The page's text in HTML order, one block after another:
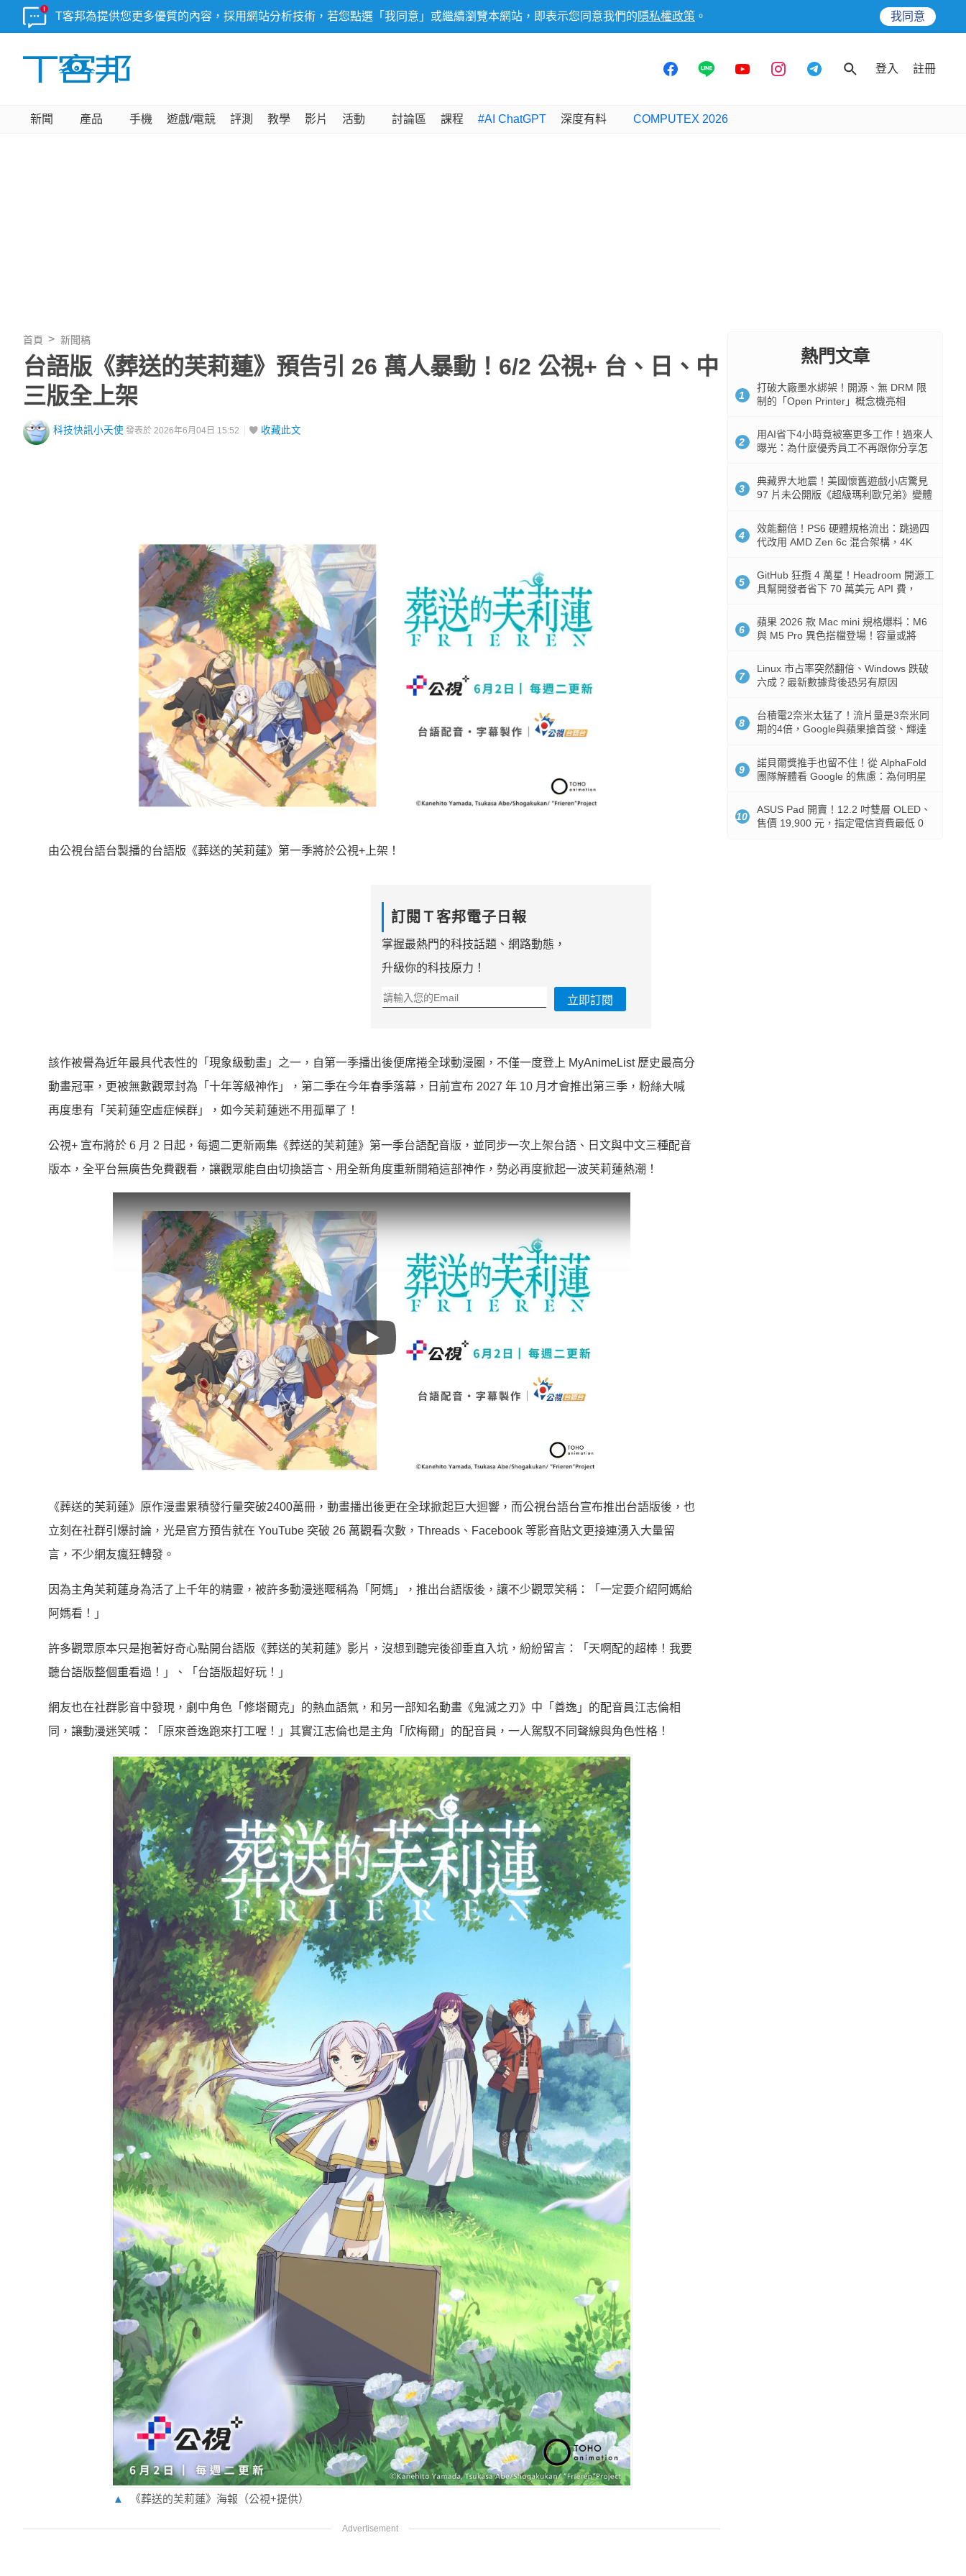
T客邦為提供您更多優質的內容，採用網站分析技術，若您點選「我同意」或繼續瀏覽本網站，即表示您同意我們的 隱私權政策 。 我同意
登入 註冊
新聞 產品 手機 遊戲/電競 評測 教學 影片 活動 討論區 課程 #AI ChatGPT 深度有料 COMPUTEX 2026
首頁 新聞稿
台語版《葬送的芙莉蓮》預告引 26 萬人暴動！6/2 公視+ 台、日、中
三版全上架
科技快訊小天使 發表於 2026年6月04日 15:52 收藏此文
由公視台語台製播的台語版《葬送的芙莉蓮》第一季將於公視+上架！
訂閱Ｔ客邦電子日報
掌握最熱門的科技話題、網路動態，
升級你的科技原力！
立即訂閱
該作被譽為近年最具代表性的「現象級動畫」之一，自第一季播出後便席捲全球動漫圈，不僅一度登上 MyAnimeList 歷史最高分
動畫冠軍，更被無數觀眾封為「十年等級神作」，第二季在今年春季落幕，日前宣布 2027 年 10 月才會推出第三季，粉絲大喊
再度患有「芙莉蓮空虛症候群」，如今芙莉蓮迷不用孤單了！
公視+ 宣布將於 6 月 2 日起，每週二更新兩集《葬送的芙莉蓮》第一季台語配音版，並同步一次上架台語、日文與中文三種配音
版本，全平台無廣告免費觀看，讓觀眾能自由切換語言、用全新角度重新開箱這部神作，勢必再度掀起一波芙莉蓮熱潮！
Play
《葬送的芙莉蓮》原作漫畫累積發行量突破2400萬冊，動畫播出後更在全球掀起巨大迴響，而公視台語台宣布推出台語版後，也
立刻在社群引爆討論，光是官方預告就在 YouTube 突破 26 萬觀看次數，Threads、Facebook 等影音貼文更接連湧入大量留
言，不少網友瘋狂轉發。
因為主角芙莉蓮身為活了上千年的精靈，被許多動漫迷暱稱為「阿媽」，推出台語版後，讓不少觀眾笑稱：「一定要介紹阿媽給
阿媽看！」
許多觀眾原本只是抱著好奇心點開台語版《葬送的芙莉蓮》影片，沒想到聽完後卻垂直入坑，紛紛留言：「天啊配的超棒！我要
聽台語版整個重看過！」、「台語版超好玩！」
網友也在社群影音中發現，劇中角色「修塔爾克」的熱血語氣，和另一部知名動畫《鬼滅之刃》中「善逸」的配音員江志倫相
同，讓動漫迷笑喊：「原來善逸跑來打工喔！」其實江志倫也是主角「欣梅爾」的配音員，一人駕馭不同聲線與角色性格！
▲ 《葬送的芙莉蓮》海報（公視+提供）
熱門文章
1
打破大廠墨水綁架！開源、無 DRM 限
制的「Open Printer」概念機亮相
2
用AI省下4小時竟被塞更多工作！過來人
曝光：為什麼優秀員工不再跟你分享怎
3
典藏界大地震！美國懷舊遊戲小店驚見
97 片未公開版《超級瑪利歐兄弟》變體
4
效能翻倍！PS6 硬體規格流出：跳過四
代改用 AMD Zen 6c 混合架構，4K
5
GitHub 狂攬 4 萬星！Headroom 開源工
具幫開發者省下 70 萬美元 API 費，
6
蘋果 2026 款 Mac mini 規格爆料：M6
與 M5 Pro 異色搭檔登場！容量或將
7
Linux 市占率突然翻倍、Windows 跌破
六成？最新數據背後恐另有原因
8
台積電2奈米太猛了！流片量是3奈米同
期的4倍，Google與蘋果搶首發、輝達
9
諾貝爾獎推手也留不住！從 AlphaFold
團隊解體看 Google 的焦慮：為何明星
10
ASUS Pad 開賣！12.2 吋雙層 OLED、
售價 19,900 元，指定電信資費最低 0